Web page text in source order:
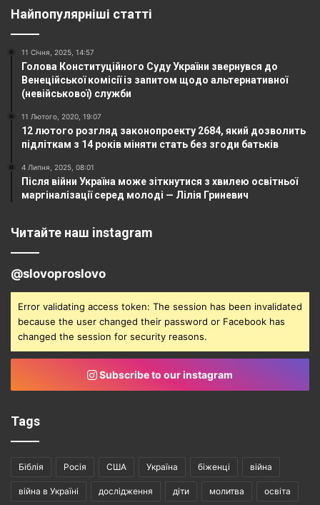
Найпопулярніші статті
11 Січня, 2025, 14:57
Голова Конституційного Суду України звернувся до
Венеційської комісії із запитом щодо альтернативної
(невійськової) служби
11 Лютого, 2020, 19:07
12 лютого розгляд законопроекту 2684, який дозволить
підліткам з 14 років міняти стать без згоди батьків
4 Липня, 2025, 08:01
Після війни Україна може зіткнутися з хвилею освітньої
маргіналізації серед молоді — Лілія Гриневич
Читайте наш instagram
@slovoproslovo
Error validating access token: The session has been invalidated
because the user changed their password or Facebook has
changed the session for security reasons.
Subscribe to our instagram
Tags
Біблія Росія США Україна біженці війна
війна в Україні дослідження діти молитва освіта